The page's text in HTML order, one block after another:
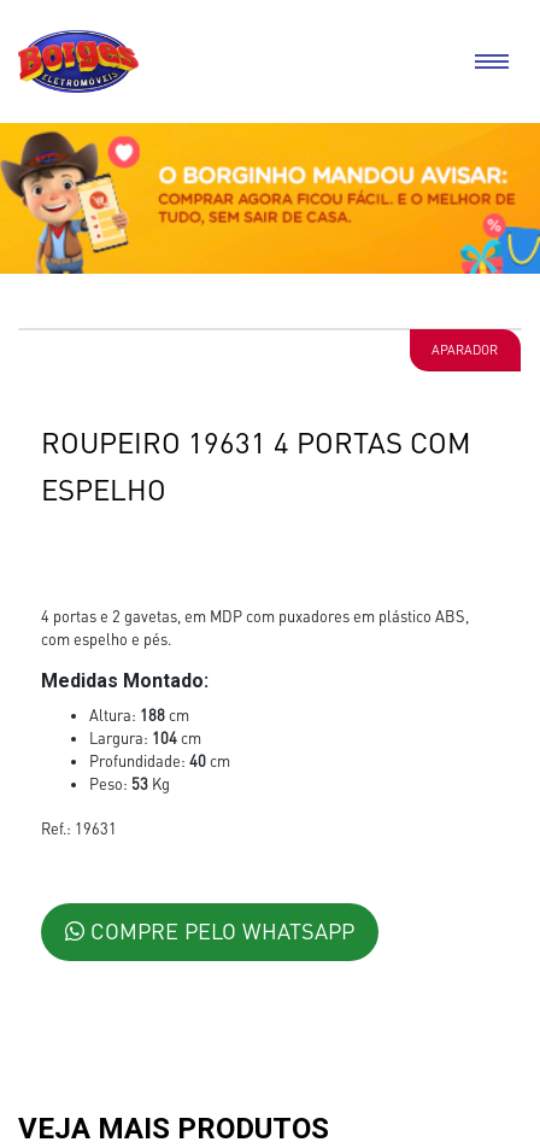
APARADOR
ROUPEIRO 19631 4 PORTAS COM
ESPELHO
4 portas e 2 gavetas, em MDP com puxadores em plástico ABS,
com espelho e pés.
Medidas Montado:
Altura: 188cm
Largura: 104cm
Profundidade: 40cm
Peso: 53Kg
Ref.: 19631
COMPRE PELO WHATSAPP
VEJA MAIS PRODUTOS